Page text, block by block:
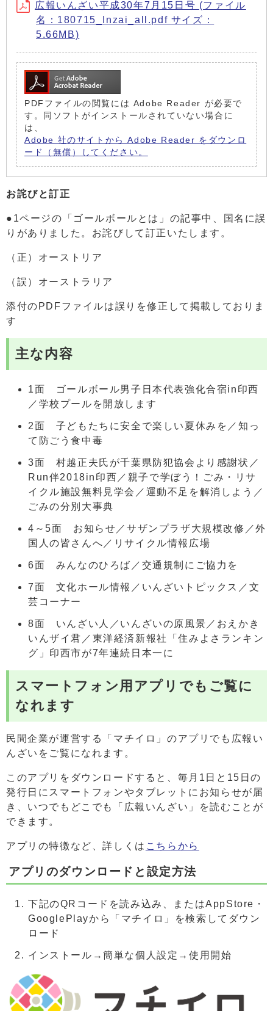
広報いんざい平成30年7月15日号 (ファイル
名：180715_Inzai_all.pdf サイズ：
5.66MB)
PDFファイルの閲覧には Adobe Reader が必要で
す。同ソフトがインストールされていない場合に
は、
Adobe 社のサイトから Adobe Reader をダウンロ
ード（無償）してください。
お詫びと訂正
●1ページの「ゴールボールとは」の記事中、国名に誤
りがありました。お詫びして訂正いたします。
（正）オーストリア
（誤）オーストラリア
添付のPDFファイルは誤りを修正して掲載しておりま
す
主な内容
1面 ゴールボール男子日本代表強化合宿in印西
／学校プールを開放します
2面 子どもたちに安全で楽しい夏休みを／知っ
て防ごう食中毒
3面 村越正夫氏が千葉県防犯協会より感謝状／
Run伴2018in印西／親子で学ぼう！ごみ・リサ
イクル施設無料見学会／運動不足を解消しよう／
ごみの分別大事典
4～5面 お知らせ／サザンプラザ大規模改修／外
国人の皆さんへ／リサイクル情報広場
6面 みんなのひろば／交通規制にご協力を
7面 文化ホール情報／いんざいトピックス／文
芸コーナー
8面 いんざい人／いんざいの原風景／おえかき
いんザイ君／東洋経済新報社「住みよさランキン
グ」印西市が7年連続日本一に
スマートフォン用アプリでもご覧に
なれます
民間企業が運営する「マチイロ」のアプリでも広報い
んざいをご覧になれます。
このアプリをダウンロードすると、毎月1日と15日の
発行日にスマートフォンやタブレットにお知らせが届
き、いつでもどこでも「広報いんざい」を読むことが
できます。
アプリの特徴など、詳しくは こちらから
アプリのダウンロードと設定方法
下記のQRコードを読み込み、またはAppStore・
GooglePlayから「マチイロ」を検索してダウン
ロード
インストール→簡単な個人設定→使用開始